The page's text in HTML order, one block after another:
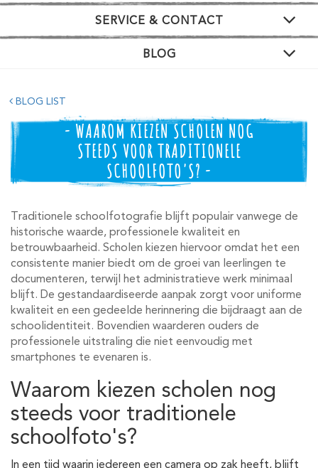
SERVICE & CONTACT
BLOG
BLOG LIST
- WAAROM KIEZEN SCHOLEN NOG
STEEDS VOOR TRADITIONELE
SCHOOLFOTO'S? -
Traditionele schoolfotografie blijft populair vanwege de
historische waarde, professionele kwaliteit en
betrouwbaarheid. Scholen kiezen hiervoor omdat het een
consistente manier biedt om de groei van leerlingen te
documenteren, terwijl het administratieve werk minimaal
blijft. De gestandaardiseerde aanpak zorgt voor uniforme
kwaliteit en een gedeelde herinnering die bijdraagt aan de
schoolidentiteit. Bovendien waarderen ouders de
professionele uitstraling die niet eenvoudig met
smartphones te evenaren is.
Waarom kiezen scholen nog
steeds voor traditionele
schoolfoto's?
In een tijd waarin iedereen een camera op zak heeft, blijft